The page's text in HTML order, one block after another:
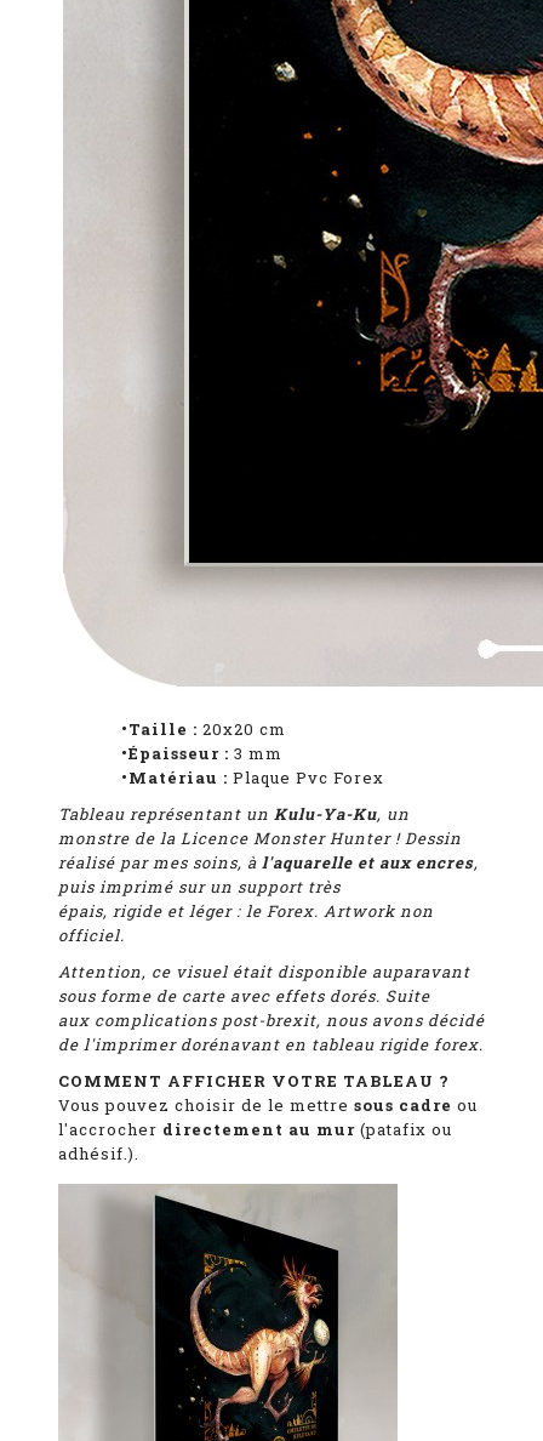
•Taille : 20x20 cm
•Épaisseur : 3 mm
•Matériau : Plaque Pvc Forex
Tableau représentant un Kulu-Ya-Ku, un
monstre de la Licence Monster Hunter ! Dessin
réalisé par mes soins, à l'aquarelle et aux encres,
puis imprimé sur un support très
épais, rigide et léger : le Forex. Artwork non
officiel.
Attention, ce visuel était disponible auparavant
sous forme de carte avec effets dorés. Suite
aux complications post-brexit, nous avons décidé
de l'imprimer dorénavant en tableau rigide forex.
COMMENT AFFICHER VOTRE TABLEAU ?
Vous pouvez choisir de le mettre sous cadre ou
l'accrocher directement au mur (patafix ou
adhésif.).